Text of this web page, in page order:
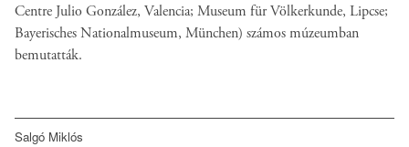
Centre Julio González, Valencia; Museum für Völkerkunde, Lipcse;
Bayerisches Nationalmuseum, München) számos múzeumban
bemutatták.
Salgó Miklós